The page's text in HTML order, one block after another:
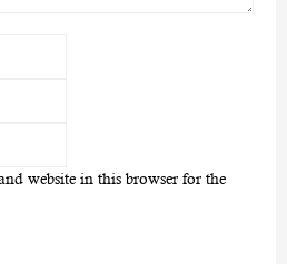
website in this browser for the